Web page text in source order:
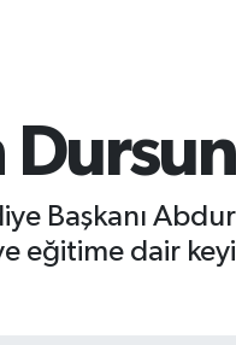
Başkanı
eğitime dair